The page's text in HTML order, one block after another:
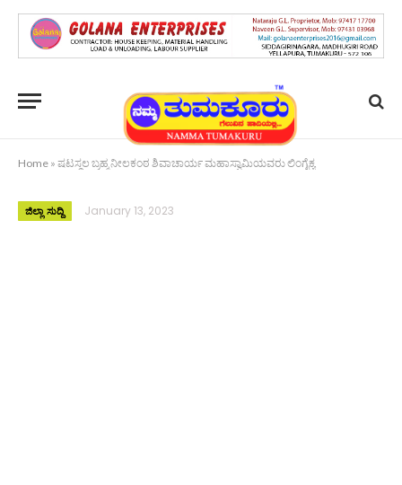
Home » ಷಟಸ್ಥಲ ಬ್ರಹ್ಮ ನೀಲಕಂಠ ಶಿವಾಚಾರ್ಯ ಮಹಾಸ್ವಾಮಿಯವರು ಲಿಂಗೈಕ್ಯ
ಜಿಲ್ಲಾ ಸುದ್ದಿ January 13, 2023